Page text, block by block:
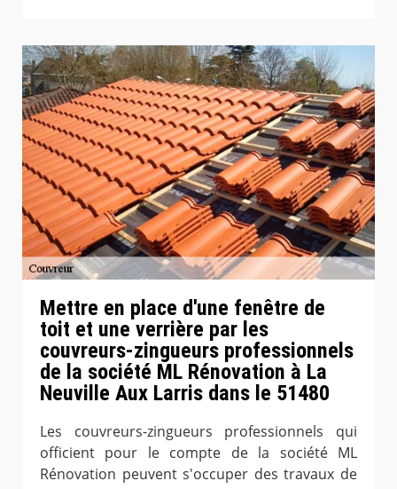
Mettre en place d'une fenêtre de
toit et une verrière par les
couvreurs-zingueurs professionnels
de la société ML Rénovation à La
Neuville Aux Larris dans le 51480
Les couvreurs-zingueurs professionnels qui
officient pour le compte de la société ML
Rénovation peuvent s'occuper des travaux de